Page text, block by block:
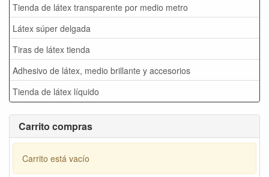
Tienda de látex transparente por medio metro
Látex súper delgada
Tiras de látex tienda
Adhesivo de látex, medio brillante y accesorios
Tienda de látex líquido
Carrito compras
Carrito está vacío